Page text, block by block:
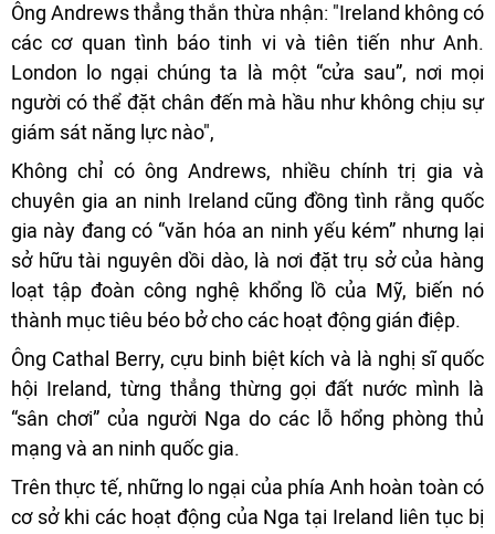
Ông Andrews thẳng thắn thừa nhận: "Ireland không có
các cơ quan tình báo tinh vi và tiên tiến như Anh.
London lo ngại chúng ta là một “cửa sau”, nơi mọi
người có thể đặt chân đến mà hầu như không chịu sự
giám sát năng lực nào",
Không chỉ có ông Andrews, nhiều chính trị gia và
chuyên gia an ninh Ireland cũng đồng tình rằng quốc
gia này đang có “văn hóa an ninh yếu kém” nhưng lại
sở hữu tài nguyên dồi dào, là nơi đặt trụ sở của hàng
loạt tập đoàn công nghệ khổng lồ của Mỹ, biến nó
thành mục tiêu béo bở cho các hoạt động gián điệp.
Ông Cathal Berry, cựu binh biệt kích và là nghị sĩ quốc
hội Ireland, từng thẳng thừng gọi đất nước mình là
“sân chơi” của người Nga do các lỗ hổng phòng thủ
mạng và an ninh quốc gia.
Trên thực tế, những lo ngại của phía Anh hoàn toàn có
cơ sở khi các hoạt động của Nga tại Ireland liên tục bị